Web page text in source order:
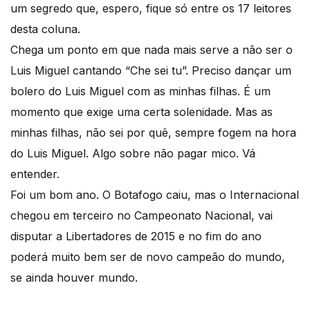
um segredo que, espero, fique só entre os 17 leitores
desta coluna.
Chega um ponto em que nada mais serve a não ser o
Luis Miguel cantando “Che sei tu”. Preciso dançar um
bolero do Luis Miguel com as minhas filhas. É um
momento que exige uma certa solenidade. Mas as
minhas filhas, não sei por quê, sempre fogem na hora
do Luis Miguel. Algo sobre não pagar mico. Vá
entender.
Foi um bom ano. O Botafogo caiu, mas o Internacional
chegou em terceiro no Campeonato Nacional, vai
disputar a Libertadores de 2015 e no fim do ano
poderá muito bem ser de novo campeão do mundo,
se ainda houver mundo.